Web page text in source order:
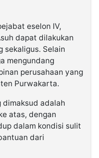
eselon IV,
dapat dilakukan
sekaligus. Selain
mengundang
perusahaan yang
Purwakarta.
dimaksud adalah
atas, dengan
dalam kondisi sulit
dari